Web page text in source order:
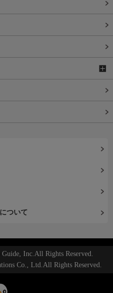
ついて
Inc.All Rights Reserved.
Co., Ltd.All Rights Reserved.